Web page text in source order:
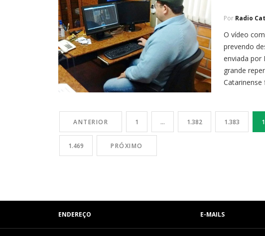
Por Radio
O vídeo
prevendo
enviada por
grande
ANTERIOR 1 … 1.382 1.383
1.469 PRÓXIMO
ENDEREÇO E-MAILS